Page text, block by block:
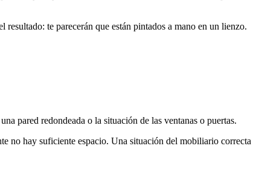
te parecerán que están pintados a mano en un lienzo.
pared redondeada o la situación de las ventanas o puertas.
no hay suficiente espacio. Una situación del mobiliario correcta